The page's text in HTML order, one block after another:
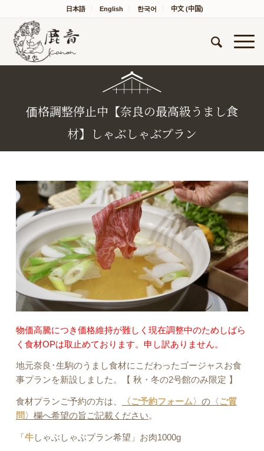
日本語 English 한국어 中文 (中国)
価格調整停止中【奈良の最高級うまし食
材】しゃぶしゃぶプラン
物価高騰につき価格維持が難しく現在調整中のためしばら
く食材OPは取止めております。申し訳ありません。
地元奈良･生駒のうまし食材にこだわったゴージャスお食
事プランを新設しました。【 秋・冬の2号館のみ限定 】
食材プランご予約の方は、 〈ご予約フォーム〉の〈ご質
問 〉欄へ希望の旨ご記載ください。
「牛しゃぶしゃぶプラン希望」お肉1000g